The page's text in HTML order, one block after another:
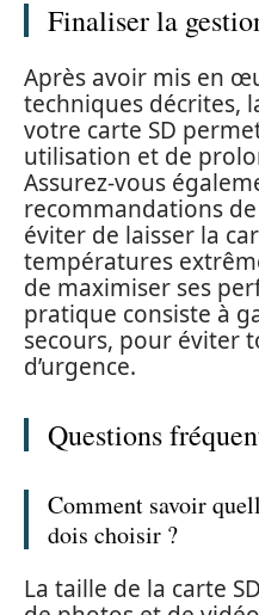
Finaliser la
Après avoir mis en
techniques décrites,
votre carte SD
utilisation et de
Assurez-vous
recommandations
éviter de laisser la
températures
de maximiser ses
pratique consiste à
secours, pour éviter
d’urgence.
Questions
Comment savoir
dois choisir ?
La taille de la carte